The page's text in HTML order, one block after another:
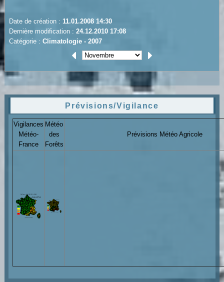
Date de création : 11.01.2008 14:30
Dernière modification : 24.12.2010 17:08
Catégorie : Climatologie - 2007
Prévisions/Vigilance
Vigilances
Météo-
France
Météo
des
Forêts
Prévisions Météo Agricole